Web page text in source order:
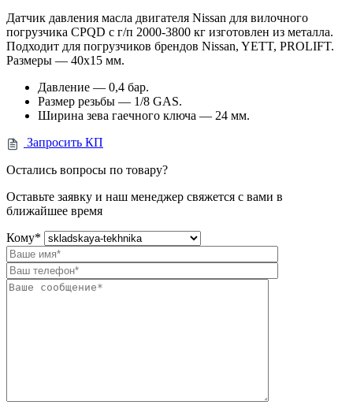
Датчик давления масла двигателя Nissan для вилочного
погрузчика CPQD с г/п 2000-3800 кг изготовлен из металла.
Подходит для погрузчиков брендов Nissan, YETT, PROLIFT.
Размеры — 40х15 мм.
Давление — 0,4 бар.
Размер резьбы — 1/8 GAS.
Ширина зева гаечного ключа — 24 мм.
Запросить КП
Остались вопросы по товару?
Оставьте заявку и наш менеджер свяжется с вами в
ближайшее время
Кому*